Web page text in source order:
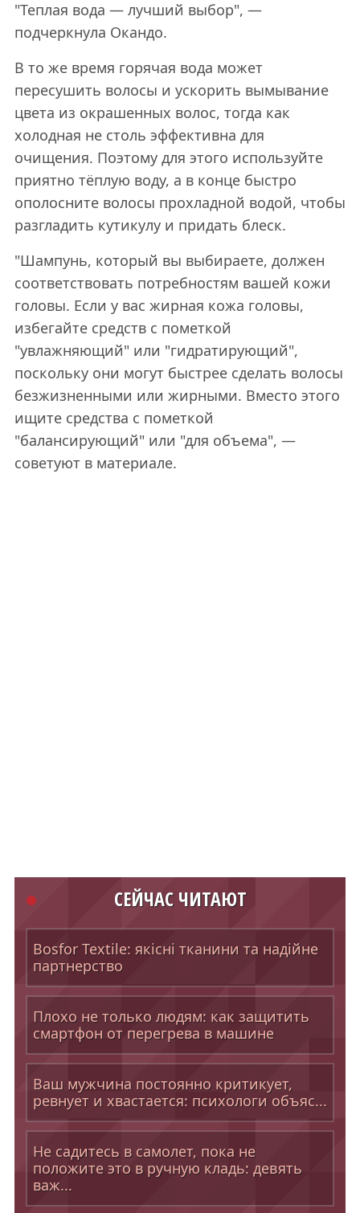
"Теплая вода — лучший выбор", —
подчеркнула Окандо.
В то же время горячая вода может
пересушить волосы и ускорить вымывание
цвета из окрашенных волос, тогда как
холодная не столь эффективна для
очищения. Поэтому для этого используйте
приятно тёплую воду, а в конце быстро
ополосните волосы прохладной водой, чтобы
разгладить кутикулу и придать блеск.
"Шампунь, который вы выбираете, должен
соответствовать потребностям вашей кожи
головы. Если у вас жирная кожа головы,
избегайте средств с пометкой
"увлажняющий" или "гидратирующий",
поскольку они могут быстрее сделать волосы
безжизненными или жирными. Вместо этого
ищите средства с пометкой
"балансирующий" или "для объема", —
советуют в материале.
СЕЙЧАС ЧИТАЮТ
Bosfor Textile: якісні тканини та надійне
партнерство
Плохо не только людям: как защитить
смартфон от перегрева в машине
Ваш мужчина постоянно критикует,
ревнует и хвастается: психологи объяс...
Не садитесь в самолет, пока не
положите это в ручную кладь: девять
важ...